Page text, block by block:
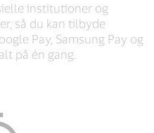
institutioner og
så du kan tilbyde
Pay, Samsung Pay og
på én gang.